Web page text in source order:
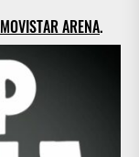
MOVISTAR ARENA.